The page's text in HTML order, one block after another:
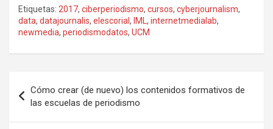
Etiquetas: 2017, ciberperiodismo, cursos, cyberjournalism,
data, datajournalis, elescorial , IML , internetmedialab,
newmedia, periodismodatos, UCM
de
entradas
Cómo crear (de nuevo) los contenidos formativos de
las escuelas de periodismo